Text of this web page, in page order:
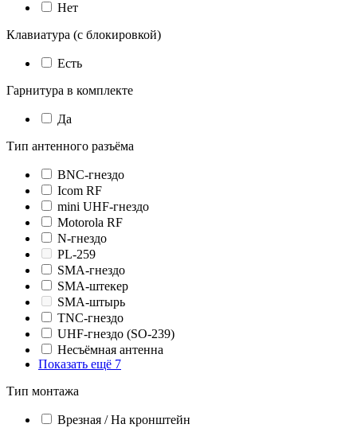
Нет
Клавиатура (с блокировкой)
Есть
Гарнитура в комплекте
Да
Тип антенного разъёма
BNC-гнездо
Icom RF
mini UHF-гнездо
Motorola RF
N-гнездо
PL-259
SMA-гнездо
SMA-штекер
SMA-штырь
TNC-гнездо
UHF-гнездо (SO-239)
Несъёмная антенна
Показать ещё 7
Тип монтажа
Врезная / На кронштейн